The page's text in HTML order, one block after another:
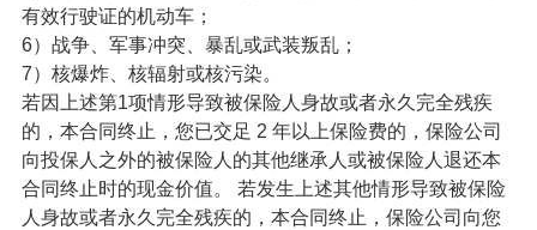
有效行驶证的机动车；
6）战争、军事冲突、暴乱或武装叛乱；
7）核爆炸、核辐射或核污染。
若因上述第1项情形导致被保险人身故或者永久完全残疾
的，本合同终止，您已交足 2 年以上保险费的，保险公司
向投保人之外的被保险人的其他继承人或被保险人退还本
合同终止时的现金价值。 若发生上述其他情形导致被保险
人身故或者永久完全残疾的，本合同终止，保险公司向您